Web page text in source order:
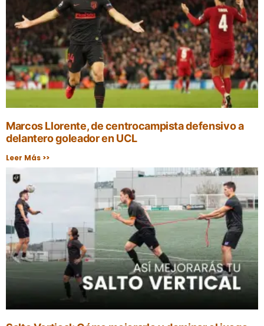
Marcos Llorente, de centrocampista defensivo a
delantero goleador en UCL
Leer Más >>